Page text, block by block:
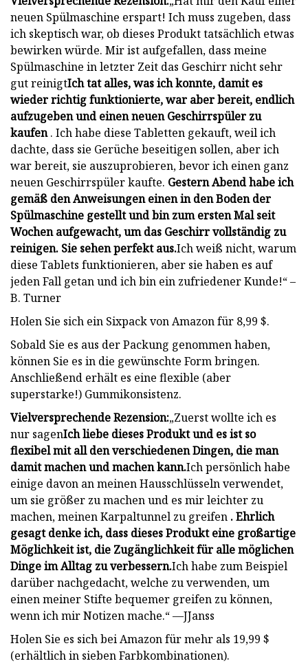
neuen Spülmaschine erspart! Ich muss zugeben, dass
ich skeptisch war, ob dieses Produkt tatsächlich etwas
bewirken würde. Mir ist aufgefallen, dass meine
Spülmaschine in letzter Zeit das Geschirr nicht sehr
gut reinigtIch tat alles, was ich konnte, damit es
wieder richtig funktionierte, war aber bereit, endlich
aufzugeben und einen neuen Geschirrspüler zu
kaufen. Ich habe diese Tabletten gekauft, weil ich
dachte, dass sie Gerüche beseitigen sollen, aber ich
war bereit, sie auszuprobieren, bevor ich einen ganz
neuen Geschirrspüler kaufte. Gestern Abend habe ich
gemäß den Anweisungen einen in den Boden der
Spülmaschine gestellt und bin zum ersten Mal seit
Wochen aufgewacht, um das Geschirr vollständig zu
reinigen. Sie sehen perfekt aus.Ich weiß nicht, warum
diese Tablets funktionieren, aber sie haben es auf
jeden Fall getan und ich bin ein zufriedener Kunde!“ –
B. Turner
Holen Sie sich ein Sixpack von Amazon für 8,99 $.
Sobald Sie es aus der Packung genommen haben,
können Sie es in die gewünschte Form bringen.
Anschließend erhält es eine flexible (aber
superstarke!) Gummikonsistenz.
Vielversprechende Rezension:„Zuerst wollte ich es
nur sagenIch liebe dieses Produkt und es ist so
flexibel mit all den verschiedenen Dingen, die man
damit machen und machen kann.Ich persönlich habe
einige davon an meinen Hausschlüsseln verwendet,
um sie größer zu machen und es mir leichter zu
machen, meinen Karpaltunnel zu greifen . Ehrlich
gesagt denke ich, dass dieses Produkt eine großartige
Möglichkeit ist, die Zugänglichkeit für alle möglichen
Dinge im Alltag zu verbessern.Ich habe zum Beispiel
darüber nachgedacht, welche zu verwenden, um
einen meiner Stifte bequemer greifen zu können,
wenn ich mir Notizen mache.“ —JJanss
Holen Sie es sich bei Amazon für mehr als 19,99 $
(erhältlich in sieben Farbkombinationen).